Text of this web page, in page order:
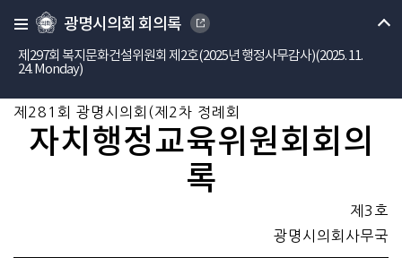
광명시의회 회의록
제297회 복지문화건설위원회 제2호(2025년 행정사무감사)(2025. 11.
24. Monday)
제281회 광명시의회(제2차 정례회
자치행정교육위원회회의
록
제3호
광명시의회사무국